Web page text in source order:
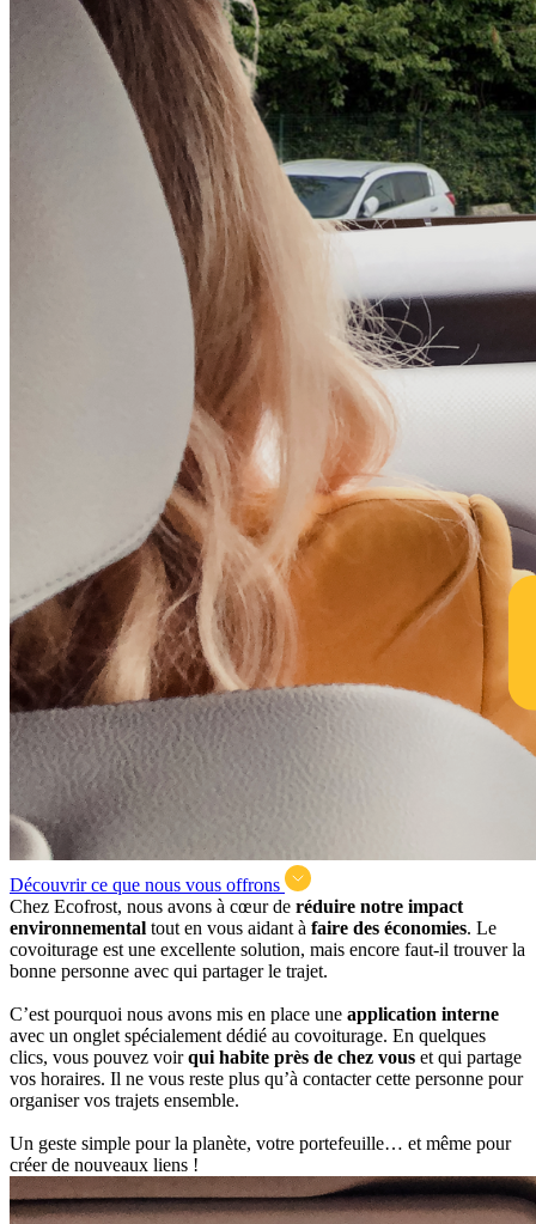
Découvrir ce que nous vous offrons
Chez Ecofrost, nous avons à cœur de réduire notre impact
environnemental tout en vous aidant à faire des économies. Le
covoiturage est une excellente solution, mais encore faut-il trouver la
bonne personne avec qui partager le trajet.
C’est pourquoi nous avons mis en place une application interne
avec un onglet spécialement dédié au covoiturage. En quelques
clics, vous pouvez voirqui habite près de chez vous et qui partage
vos horaires. Il ne vous reste plus qu’à contacter cette personne pour
organiser vos trajets ensemble.
Un geste simple pour la planète, votre portefeuille… et même pour
créer de nouveaux liens !